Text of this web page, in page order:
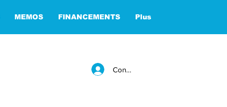
MEMOS FINANCEMENTS Plus
Connexion